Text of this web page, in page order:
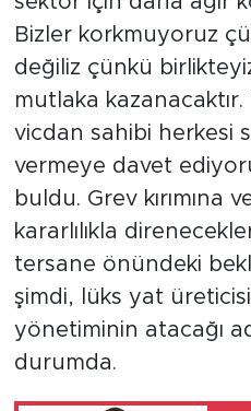
Bizler korkmuyoruz
değiliz çünkü
mutlaka
vicdan sahibi herkesi
vermeye davet
buldu. Grev kırımına
kararlılıkla
tersane önündeki
şimdi, lüks yat
yönetiminin atacağı
durumda.